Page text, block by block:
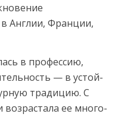
Англии, Франции,
в про­фессию,
— в устой­
традицию. С
возрастала ее много­